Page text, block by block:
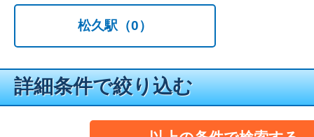
松久駅 （0）
詳細条件で絞り込む